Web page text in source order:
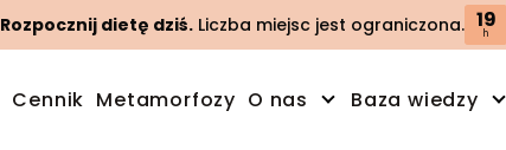
Rozpocznij dietę dziś. Liczba miejsc jest ograniczona. 19
h
Cennik Metamorfozy O nas Baza wiedzy